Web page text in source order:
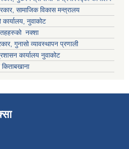
सामाजिक विकास मन्त्रालय
नुवाकोट
तहहरुको नक्शा
गुनासो व्यावस्थापन प्रणाली
कार्यालय नुवाकोट
किताबखाना